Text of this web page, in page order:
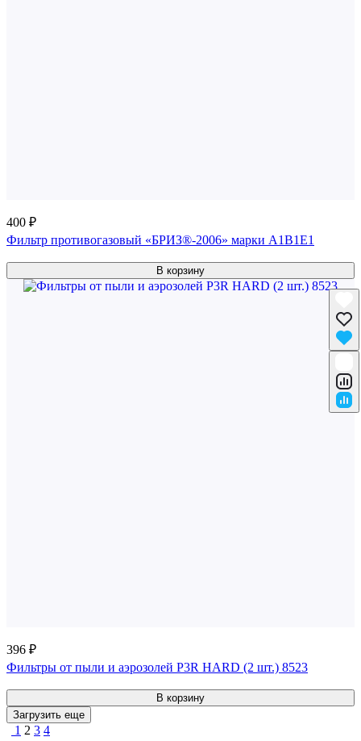
400 ₽
Фильтр противогазовый «БРИЗ®-2006» марки A1B1E1
В корзину
396 ₽
Фильтры от пыли и аэрозолей P3R HARD (2 шт.) 8523
В корзину
Загрузить еще
1 2 3 4